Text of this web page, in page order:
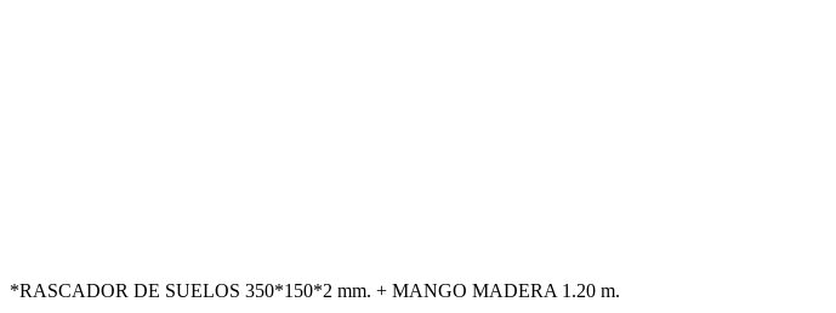
*RASCADOR DE SUELOS 350*150*2 mm. + MANGO MADERA 1.20 m.